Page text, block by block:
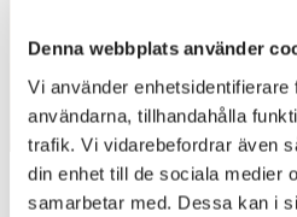
Denna webbplats använder
Vi använder
användarna, tillhandahålla
trafik. Vi vidarebefordrar även
din enhet till de sociala medier
samarbetar med. Dessa kan i
SALT 6311